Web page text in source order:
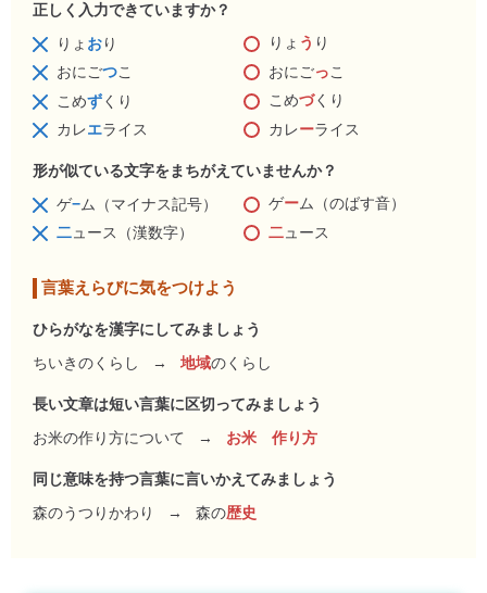
正しく入力できていますか？
りょ おり りょ う り
おにごつこ おにごっこ
こめずくり こめづくり
カレエライス カレーライス
形が似ている文字をまちがえていませんか？
ゲ−ム（マイナス記号） ゲーム（のばす音）
二ュース（漢数字） 二ュース
言葉えらびに気をつけよう
ひらがなを漢字にしてみましょう
ちいきのくらし
→ 地域のくらし
長い文章は短い言葉に区切ってみましょう
お米の作り方について
→ お米 作り方
同じ意味を持つ言葉に言いかえてみましょう
森のうつりかわり
→ 森の歴史